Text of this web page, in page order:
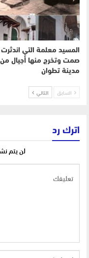
المسيد معلمة التي
صمت وتخرج منها أجيال من
مدينة تطوان
السابق التالي
اترك رد
لن يتم